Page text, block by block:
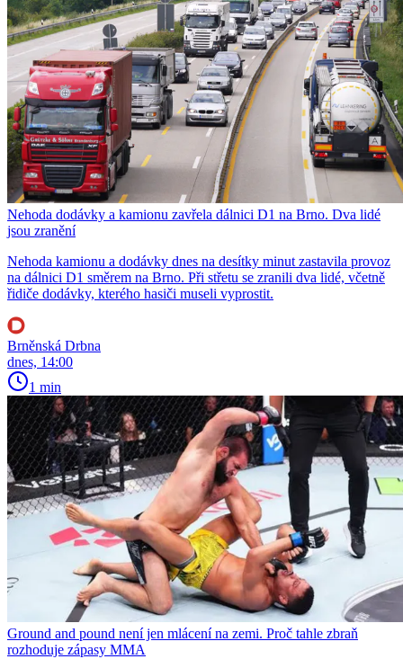
Nehoda dodávky a kamionu zavřela dálnici D1 na Brno. Dva lidé
jsou zranění
Nehoda kamionu a dodávky dnes na desítky minut zastavila provoz
na dálnici D1 směrem na Brno. Při střetu se zranili dva lidé, včetně
řidiče dodávky, kterého hasiči museli vyprostit.
Brněnská Drbna
dnes, 14:00
1 min
Ground and pound není jen mlácení na zemi. Proč tahle zbraň
rozhoduje zápasy MMA